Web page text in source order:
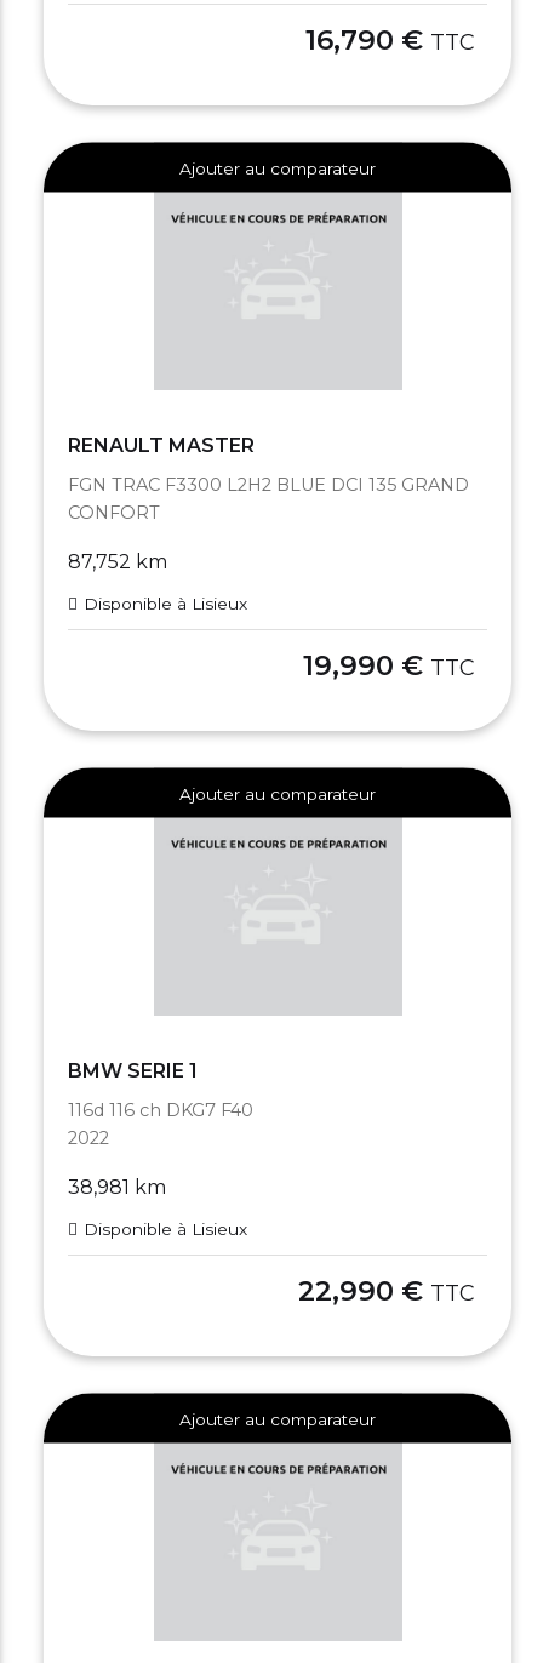
16,790 € TTC
Ajouter au comparateur
RENAULT MASTER
FGN TRAC F3300 L2H2 BLUE DCI 135 GRAND
CONFORT
87,752 km
Disponible à Lisieux
19,990 € TTC
Ajouter au comparateur
BMW SERIE 1
116d 116 ch DKG7 F40
2022
38,981 km
Disponible à Lisieux
22,990 € TTC
Ajouter au comparateur